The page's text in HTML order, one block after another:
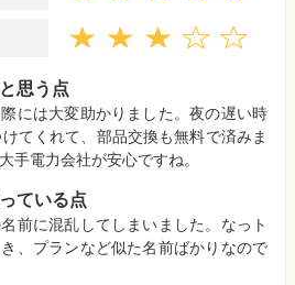
思う点
には大変助かりました。夜の遅い時
てくれて、部品交換も無料で済みま
手電力会社が安心ですね。
ている点
前に混乱してしまいました。なっト
、プランなど似た名前ばかりなので